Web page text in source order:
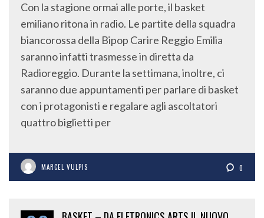
Con la stagione ormai alle porte, il basket
emiliano ritona in radio. Le partite della squadra
biancorossa della Bipop Carire Reggio Emilia
saranno infatti trasmesse in diretta da
Radioreggio. Durante la settimana, inoltre, ci
saranno due appuntamenti per parlare di basket
con i protagonisti e regalare agli ascoltatori
quattro biglietti per
MARCEL VULPIS 0